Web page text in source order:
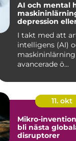
AI och mental
depression
I takt med att
intelligens (AI)
avancerade ö...
11. okt
Mikro-
bli nästa
disruptorer